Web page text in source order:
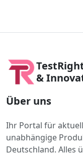
&
Über uns
Ihr Portal für
unabhängige
Deutschland. Alles